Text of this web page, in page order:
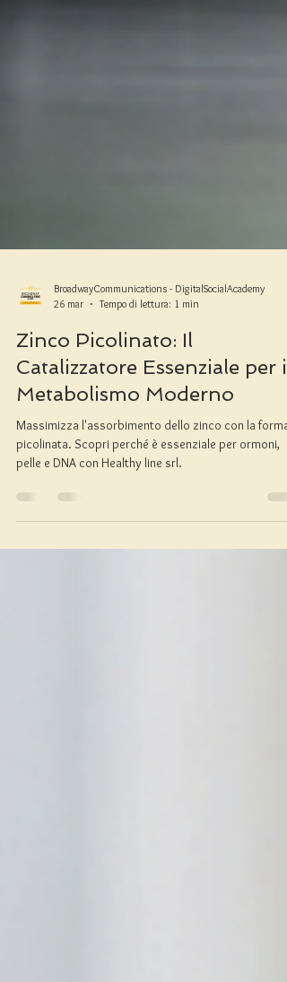
26 mar
Tempo di lettura: 1 min
Zinco Picolinato: Il
Catalizzatore Essenziale per il
Metabolismo Moderno
Massimizza l'assorbimento dello zinco con la forma
picolinata. Scopri perché è essenziale per ormoni,
pelle e DNA con Healthy line srl.